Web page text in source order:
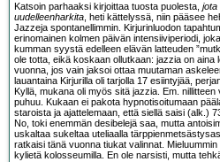
Katsoin parhaaksi kirjoittaa tuosta puolesta, jota
uudelleenharkita, heti kättelyssä, niin pääsee
Jazzeja spontanellimmin. Kirjurinluodon
erinomainen kolmen päivän intensiiviperiodi,
kumman syystä edelleen elävän latteuden
ole totta, eikä koskaan ollutkaan: jazzia on aina
vuonna, jos vain jaksoi ottaa muutaman
lauantaina Kirjurilla oli tarjolla 17 esiintyjää,
Kyllä, mukana oli myös sitä jazzia. Em. nillitteen
puhuu. Kukaan ei pakota hypnotisoitumaan
staroista ja ajattelemaan, että siellä saisi (alk.)
No, toki enemmän desibelejä saa, mutta
uskaltaa sukeltaa uteliaalla
ratkaisi tänä vuonna tiukat valinnat.
kylietä kolosseumilla. En ole narsisti, mutta